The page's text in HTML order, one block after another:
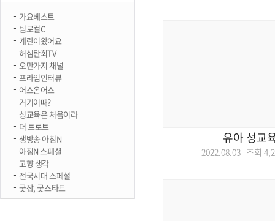
가요베스트
팀로컬C
계란이왔어요
허심탄회TV
오만가지 채널
프라임인터뷰
어스온어스
거기어때?
성교육은 처음이라
더 트로트
생방송 아침N
아침N 스페셜
고향 생각
전국시대 스페셜
굿잡, 굿스타트
유아 성교
2022.08.03 조회